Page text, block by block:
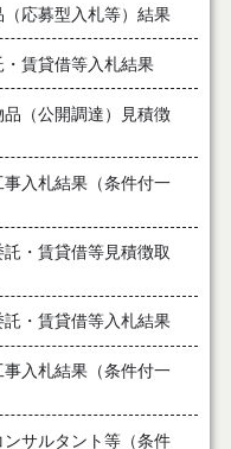
応募型入札等）結果
賃貸借等入札結果
（公開調達）見積徴
入札結果（条件付一
・賃貸借等見積徴取
・賃貸借等入札結果
入札結果（条件付一
サルタント等（条件